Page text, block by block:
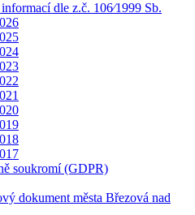
dle z.č. 106⁄1999 Sb.
soukromí (GDPR)
dokument města Březová nad